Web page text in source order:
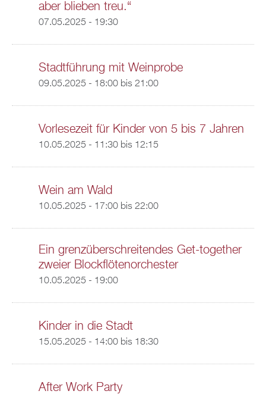
aber blieben treu.“
07.05.2025 - 19:30
Stadtführung mit Weinprobe
09.05.2025 - 18:00bis 21:00
Vorlesezeit für Kinder von 5 bis 7 Jahren
10.05.2025 - 11:30bis 12:15
Wein am Wald
10.05.2025 - 17:00bis 22:00
Ein grenzüberschreitendes Get-together
zweier Blockflötenorchester
10.05.2025 - 19:00
Kinder in die Stadt
15.05.2025 - 14:00bis 18:30
After Work Party